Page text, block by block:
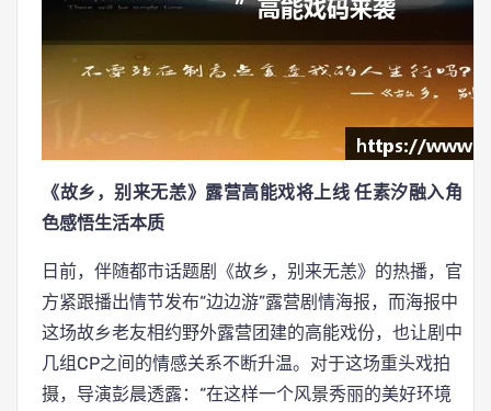
《故乡，别来无恙》露营高能戏将上线 任素汐融入角
色感悟生活本质
日前，伴随都市话题剧《故乡，别来无恙》的热播，官
方紧跟播出情节发布“边边游”露营剧情海报，而海报中
这场故乡老友相约野外露营团建的高能戏份，也让剧中
几组CP之间的情感关系不断升温。对于这场重头戏拍
摄，导演彭晨透露：“在这样一个风景秀丽的美好环境